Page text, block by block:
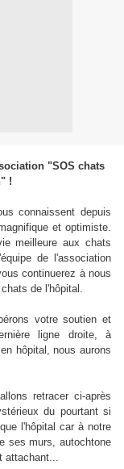
"SOS chats
!
connaissent depuis
et optimiste.
meilleure aux chats
de l'association
continuerez à nous
de l'hôpital.
votre soutien et
ligne droite, à
hôpital, nous aurons
retracer ci-après
du pourtant si
l'hôpital car à notre
ses murs, autochtone
attachant...